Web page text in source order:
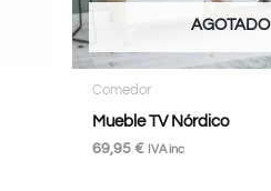
AGOTADO
Comedor
Mueble TV Nórdico
69,95 € IVA inc